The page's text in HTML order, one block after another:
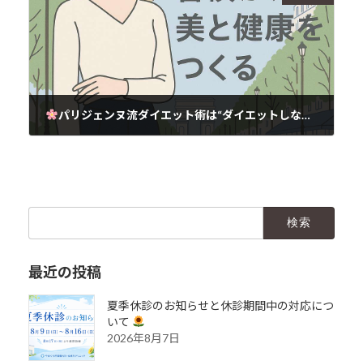
パリジェンヌ流ダイエット術は“ダイエットしないこと”だった！？
最近の投稿
夏季休診のお知らせと休診期間中の対応につ
いて
2026年8月7日